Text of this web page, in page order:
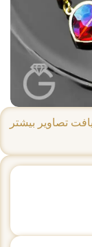
تصاویر بیشتر